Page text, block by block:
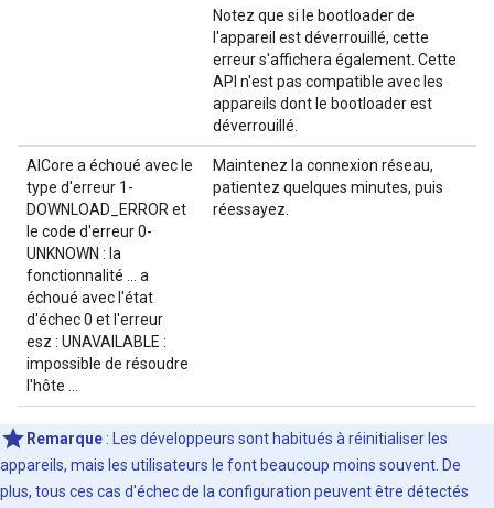
Notez que si le bootloader de
l'appareil est déverrouillé, cette
erreur s'affichera également. Cette
API n'est pas compatible avec les
appareils dont le bootloader est
déverrouillé.
AICore a échoué avec le
type d'erreur 1-
DOWNLOAD_ERROR et
le code d'erreur 0-
UNKNOWN : la
fonctionnalité ... a
échoué avec l'état
d'échec 0 et l'erreur
esz : UNAVAILABLE :
impossible de résoudre
l'hôte ...
Maintenez la connexion réseau,
patientez quelques minutes, puis
réessayez.
Remarque : Les développeurs sont habitués à réinitialiser les
appareils, mais les utilisateurs le font beaucoup moins souvent. De
plus, tous ces cas d'échec de la configuration peuvent être détectés